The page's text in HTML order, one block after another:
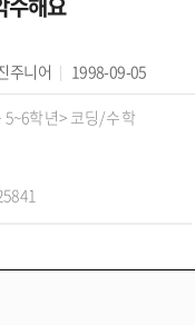
주니어 1998-09-05
5~6학년> 코딩/수학